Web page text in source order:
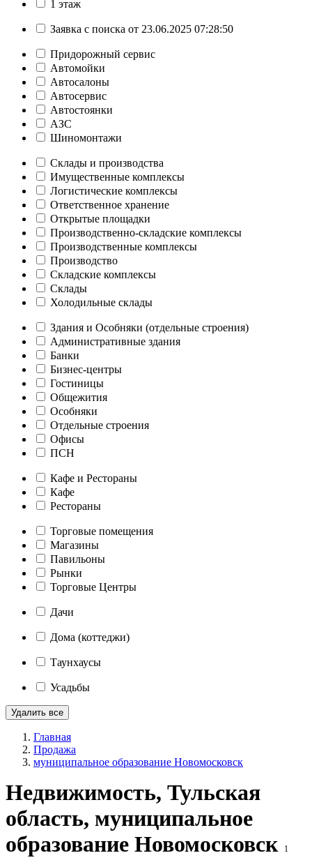
1 этаж
Заявка с поиска от 23.06.2025 07:28:50
Придорожный сервис
Автомойки
Автосалоны
Автосервис
Автостоянки
АЗС
Шиномонтажи
Склады и производства
Имущественные комплексы
Логистические комплексы
Ответственное хранение
Открытые площадки
Производственно-складские комплексы
Производственные комплексы
Производство
Складские комплексы
Склады
Холодильные склады
Здания и Особняки (отдельные строения)
Административные здания
Банки
Бизнес-центры
Гостиницы
Общежития
Особняки
Отдельные строения
Офисы
ПСН
Кафе и Рестораны
Кафе
Рестораны
Торговые помещения
Магазины
Павильоны
Рынки
Торговые Центры
Дачи
Дома (коттеджи)
Таунхаусы
Усадьбы
Удалить все
Главная
Продажа
муниципальное образование Новомосковск
Недвижимость, Тульская
область, муниципальное
образование Новомосковск
1